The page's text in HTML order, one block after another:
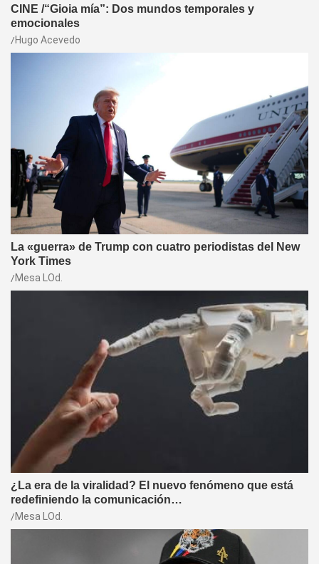
CINE /“Gioia mía”: Dos mundos temporales y
emocionales
Hugo Acevedo
La «guerra» de Trump con cuatro periodistas del New
York Times
Mesa LOd.
¿La era de la viralidad? El nuevo fenómeno que está
redefiniendo la comunicación…
Mesa LOd.